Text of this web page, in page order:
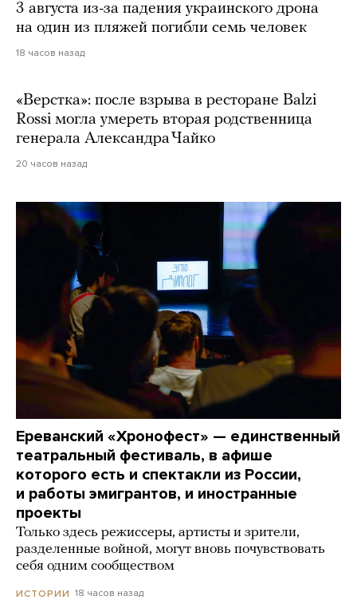
3 августа из-за падения украинского дрона
на один из пляжей погибли семь человек
18 часов назад
«Верстка»: после взрыва в ресторане Balzi
Rossi могла умереть вторая родственница
генерала Александра Чайко
20 часов назад
Ереванский «Хронофест» — единственный
театральный фестиваль, в афише
которого есть и спектакли из России,
и работы эмигрантов, и иностранные
проекты
Только здесь режиссеры, артисты и зрители,
разделенные войной, могут вновь почувствовать
себя одним сообществом
ИСТОРИИ 18 часов назад